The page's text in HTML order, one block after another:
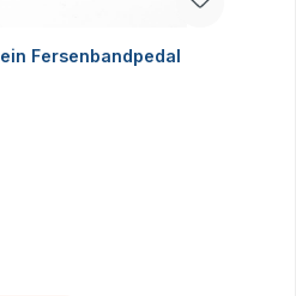
Fersenbandpedal